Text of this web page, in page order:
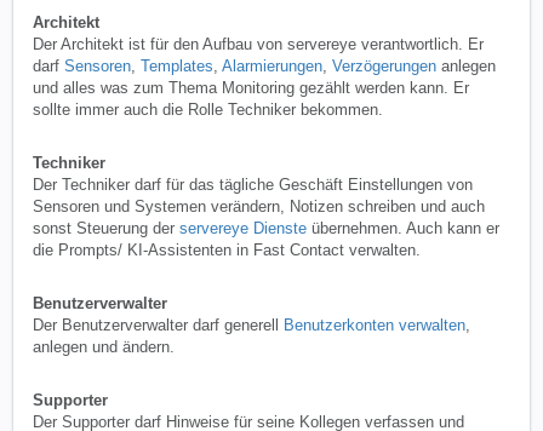
Architekt
Der Architekt ist für den Aufbau von servereye verantwortlich. Er
darf Sensoren, Templates, Alarmierungen, Verzögerungen anlegen
und alles was zum Thema Monitoring gezählt werden kann. Er
sollte immer auch die Rolle Techniker bekommen.
Techniker
Der Techniker darf für das tägliche Geschäft Einstellungen von
Sensoren und Systemen verändern, Notizen schreiben und auch
sonst Steuerung der servereye Dienste übernehmen. Auch kann er
die Prompts/ KI-Assistenten in Fast Contact verwalten.
Benutzerverwalter
Der Benutzerverwalter darf generell
Benutzerkonten verwalten,
anlegen und ändern.
Supporter
Der Supporter darf Hinweise für seine Kollegen verfassen und